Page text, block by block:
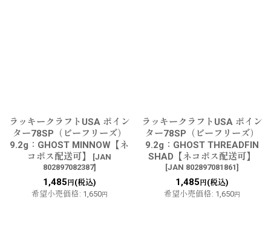
ラッキークラフトUSA ポイン
ター78SP（ビーフリーズ）
9.2g：GHOST MINNOW【ネ
コポス配送可】
[JAN
802897082387]
1,485 円(税込)
希望小売価格: 1,650円
ラッキークラフトUSA ポイン
ター78SP（ビーフリーズ）
9.2g：GHOST THREADFIN
SHAD【ネコポス配送可】
[JAN 802897081861]
1,485 円(税込)
希望小売価格: 1,650円